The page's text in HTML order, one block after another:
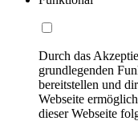
Durch das
grundlegenden
bereitstellen und
Webseite
dieser Webseite